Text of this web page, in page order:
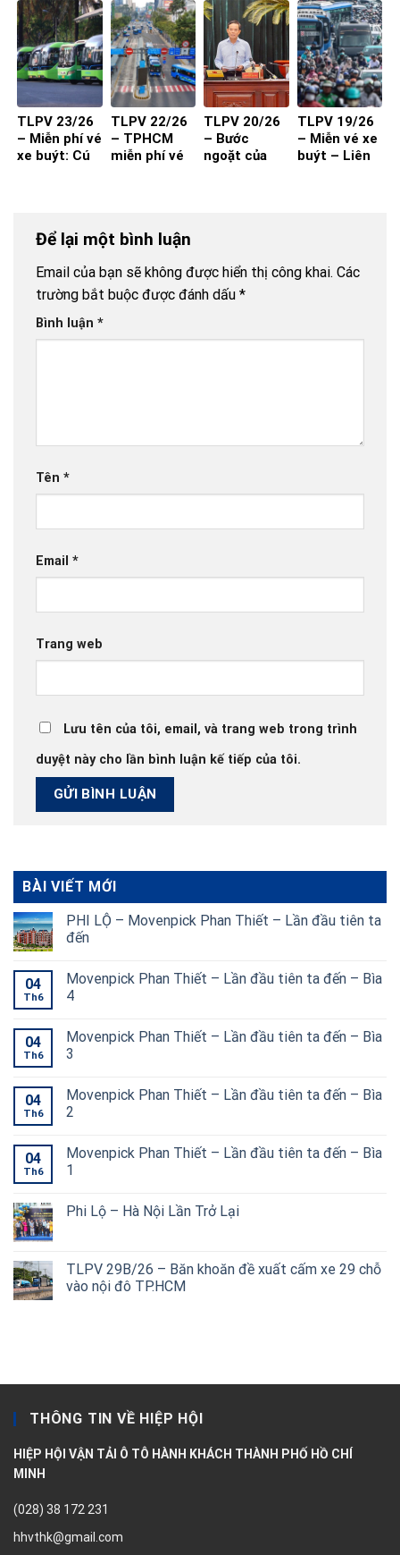
kiểm?
Dựng đến
các DN/HTX
2027 đạt
hiệu quả?
TLPV 23/26
– Miễn phí vé
xe buýt: Cú
TLPV 22/26
– TPHCM
miễn phí vé
buýt đột
TLPV 20/26
– Bước
ngoặt của
TLPV 19/26
– Miễn vé xe
buýt – Liên
Để lại một bình luận
Email của bạn sẽ không được hiển thị công khai. Các
trường bắt buộc được đánh dấu *
Bình luận *
Tên *
Email *
Trang web
Lưu tên của tôi, email, và trang web trong trình
duyệt này cho lần bình luận kế tiếp của tôi.
BÀI VIẾT MỚI
PHI LỘ – Movenpick Phan Thiết – Lần đầu tiên ta
đến
04
Th6
Movenpick Phan Thiết – Lần đầu tiên ta đến – Bìa
4
04
Th6
Movenpick Phan Thiết – Lần đầu tiên ta đến – Bìa
3
04
Th6
Movenpick Phan Thiết – Lần đầu tiên ta đến – Bìa
2
04
Th6
Movenpick Phan Thiết – Lần đầu tiên ta đến – Bìa
1
Phi Lộ – Hà Nội Lần Trở Lại
TLPV 29B/26 – Băn khoăn đề xuất cấm xe 29 chỗ
vào nội đô TP.HCM
THÔNG TIN VỀ HIỆP HỘI
HIỆP HỘI VẬN TẢI Ô TÔ HÀNH KHÁCH THÀNH PHỐ HỒ CHÍ
MINH
(028) 38 172 231
hhvthk@gmail.com